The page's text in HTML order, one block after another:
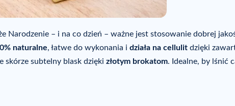
Narodzenie – i na co dzień – ważne jest stosowanie dobrej
naturalne, łatwe do wykonania i działa na cellulit dzięki
skórze subtelny blask dzięki złotym brokatom. Idealne, by lśnić